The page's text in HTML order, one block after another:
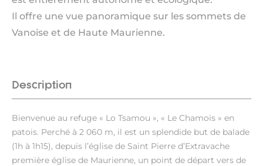
Il offre une vue panoramique sur les sommets de
Vanoise et de Haute Maurienne.
Description
Bienvenue au refuge « Lo Tsamou », « Le Chamois » en
patois. Perché à 2 060 m, il est un splendide but de balade
(1h à 1h15), depuis l’église de Saint Pierre d’Extravache
première église de Maurienne, un point de départ vers de